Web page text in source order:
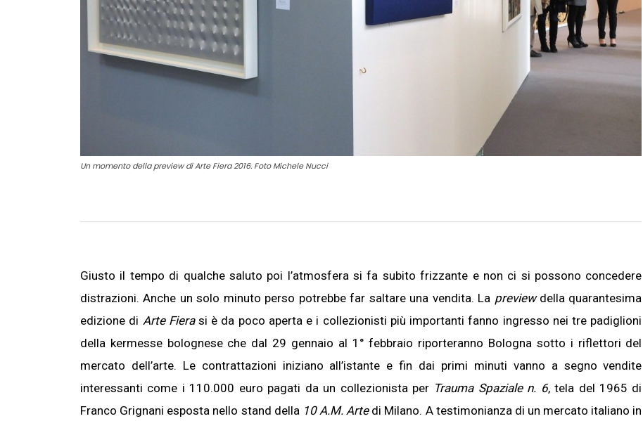
Un momento della preview di Arte Fiera 2016. Foto Michele Nucci
Giusto il tempo di qualche saluto poi l’atmosfera si fa subito frizzante e non ci si possono concedere
distrazioni. Anche un solo minuto perso potrebbe far saltare una vendita. La previewdella quarantesima
edizione di Arte Fierasi è da poco aperta e i collezionisti più importanti fanno ingresso nei tre padiglioni
della kermesse bolognese che dal 29 gennaio al 1° febbraio riporteranno Bologna sotto i riflettori del
mercato dell’arte. Le contrattazioni iniziano all’istante e fin dai primi minuti vanno a segno vendite
interessanti come i 110.000 euro pagati da un collezionista per Trauma Spaziale n. 6, tela del 1965 di
Franco Grignani esposta nello stand della 10 A.M. Artedi Milano. A testimonianza di un mercato italiano in